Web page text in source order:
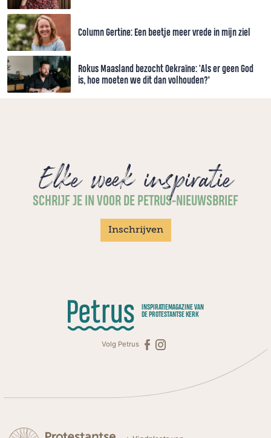
Column Gertine: Een beetje meer vrede in mijn ziel
Rokus Maasland bezocht Oekraïne: 'Als er geen God
is, hoe moeten we dit dan volhouden?’
Elke week inspiratie
SCHRIJF JE IN VOOR DE PETRUS-NIEUWSBRIEF
Inschrijven
INSPIRATIEMAGAZINE VAN
DE PROTESTANTSE KERK
Volg Petrus